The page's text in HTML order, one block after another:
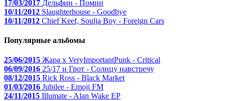
17/03/2017 Дельфин - Помни
10/11/2012 Slaughterhouse - Goodbye
10/11/2012 Chief Keef, Soulja Boy - Foreign Cars
Популярные альбомы
25/06/2015 Жара x VeryImportantPunk - Critical
06/09/2016 25/17 и Грот - Солнцу навстречу
08/12/2015 Rick Ross - Black Market
01/03/2016 Jubilee - Emoji FM
24/11/2015 Illumate - Alan Wake EP